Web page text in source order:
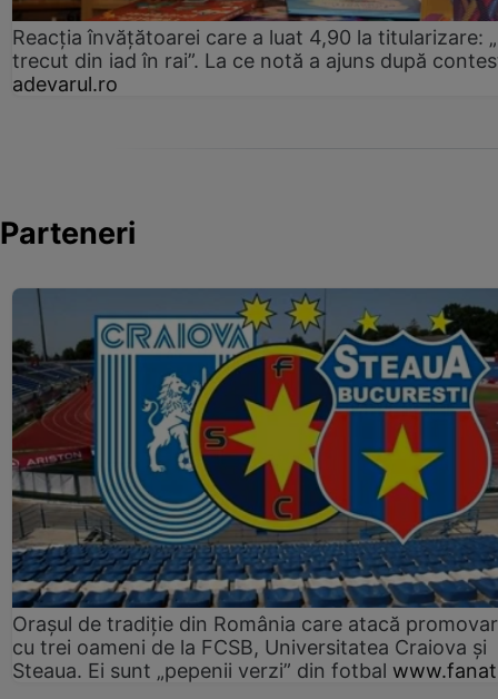
Reacția învățătoarei care a luat 4,90 la titularizare:
trecut din iad în rai”. La ce notă a ajuns după
adevarul.ro
Parteneri
Orașul de tradiție din România care atacă
cu trei oameni de la FCSB, Universitatea Craiova și
Steaua. Ei sunt „pepenii verzi” din fotbal